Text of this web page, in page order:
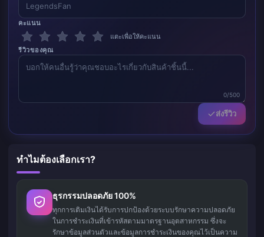
คะแนน
แตะเพื่อให้คะแนน
รีวิวของคุณ
0/500
ส่งรีวิว
ทำไมต้องเลือกเรา?
ธุรกรรมปลอดภัย 100%
ทุกการเติมเงินได้รับการปกป้องด้วยระบบรักษาความปลอดภัย
ในการชำระเงินที่เข้ารหัสตามมาตรฐานอุตสาหกรรม ซึ่งจะ
รักษาข้อมูลส่วนตัวและข้อมูลการชำระเงินของคุณไว้เป็นความ